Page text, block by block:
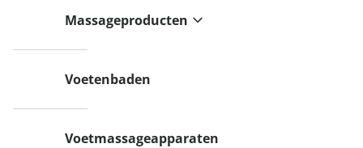
Massageproducten
Voetenbaden
Voetmassageapparaten